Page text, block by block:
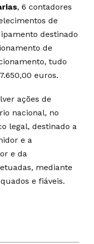
, 6 contadores
de
destinado
de
tudo
euros.
ações de
nacional, no
legal, destinado a
e a
e da
mediante
e fiáveis.